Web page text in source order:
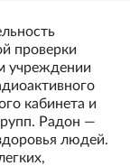
проверки
учреждении
кабинета и
Радон —
людей.